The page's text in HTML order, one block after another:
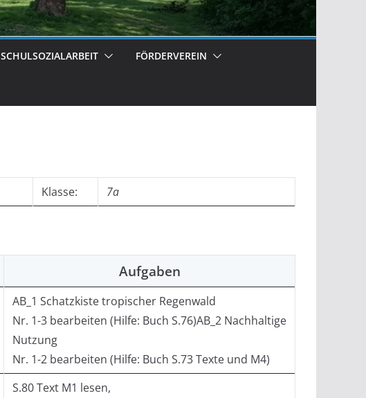
SCHULSOZIALARBEIT FÖRDERVEREIN
Klasse: 7a
Aufgaben
AB_1 Schatzkiste tropischer Regenwald
Nr. 1-3 bearbeiten (Hilfe: Buch S.76)AB_2 Nachhaltige
Nutzung
Nr. 1-2 bearbeiten (Hilfe: Buch S.73 Texte und M4)
S.80 Text M1 lesen,